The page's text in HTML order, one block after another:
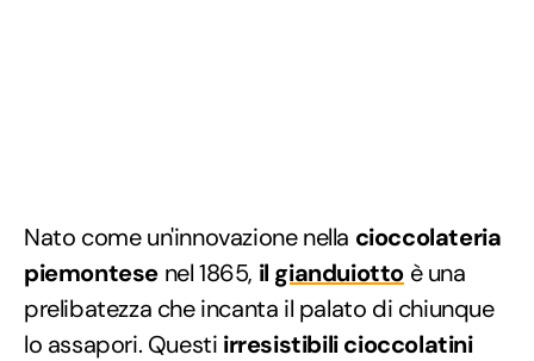
Nato come un'innovazione nella cioccolateria
piemontese nel 1865, il gianduiotto è una
prelibatezza che incanta il palato di chiunque
lo assapori. Questi irresistibili cioccolatini